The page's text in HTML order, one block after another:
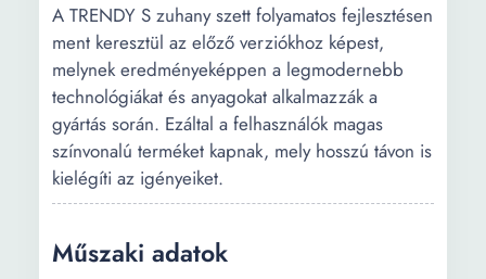
A TRENDY S zuhany szett folyamatos fejlesztésen
ment keresztül az előző verziókhoz képest,
melynek eredményeképpen a legmodernebb
technológiákat és anyagokat alkalmazzák a
gyártás során. Ezáltal a felhasználók magas
színvonalú terméket kapnak, mely hosszú távon is
kielégíti az igényeiket.
Műszaki adatok